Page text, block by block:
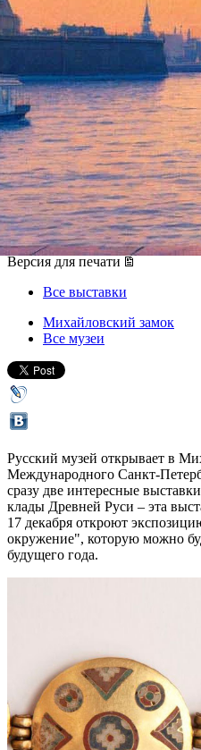
В Русском
клады
петровской
16 декабря 2015, среда,16.00
Версия для печати
Все выставки
Михайловский замок
Все музеи
Русский музей открывает в
Международного Санкт-
сразу две интересные
клады Древней Руси – эта
17 декабря откроют
окружение", которую можно
будущего года.